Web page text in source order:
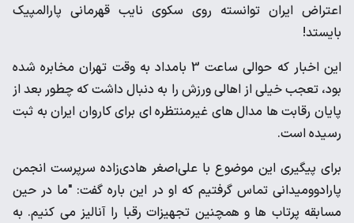
اعتراض ایران توانسته روی سکوی نایب قهرمانی پارالمپیک
بایستد!
این اخبار که حوالی ساعت 3 بامداد به وقت تهران مخابره شده
بود، تعجب خیلی از اهالی ورزش را به دنبال داشت که چطور بعد از
پایان رقابت ها مدال های غیرمنتظره ای برای کاروان ایران به ثبت
رسیده است.
برای پیگیری این موضوع با علی‌اصغر هادی‌زاده سرپرست انجمن
پارادوومیدانی تماس گرفتیم که او در این باره گفت: "ما در حین
مسابقه پرتاب ها و همچنین تجهیزات رقبا را آنالیز می کنیم. به